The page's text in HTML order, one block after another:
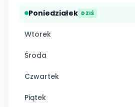
Poniedziałek DZIŚ
Wtorek
Środa
Czwartek
Piątek